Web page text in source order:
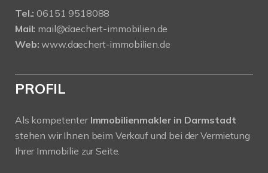
Tel.: 06151 9518088
Mail: mail@daechert-immobilien.de
Web: www.daechert-immobilien.de
PROFIL
Als kompetenter Immobilienmakler in Darmstadt
stehen wir Ihnen beim Verkauf und bei der Vermietung
Ihrer Immobilie zur Seite.